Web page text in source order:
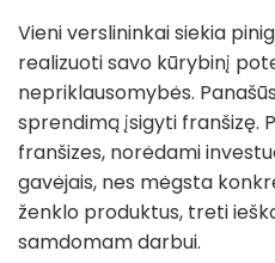
Vieni verslininkai siekia
realizuoti savo kūrybinį
nepriklausomybės.
sprendimą įsigyti franšizę.
franšizes, norėdami
gavėjais, nes mėgsta
ženklo produktus, treti
samdomam darbui.